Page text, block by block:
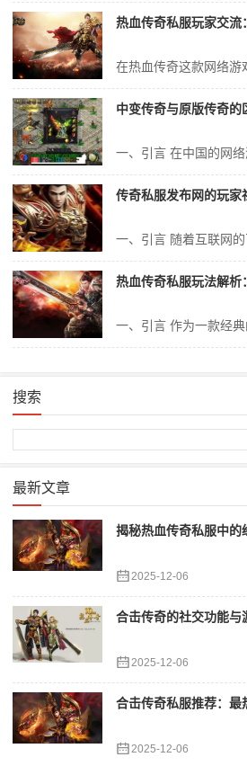
热血传奇私服玩家交流
中变传奇与原版传奇的
传奇私服发布网的玩家
热血传奇私服玩法解析
搜索
最新文章
揭秘热血传奇私服中的
2025-12-06
合击传奇的社交功能与
2025-12-06
合击传奇私服推荐：最
2025-12-06